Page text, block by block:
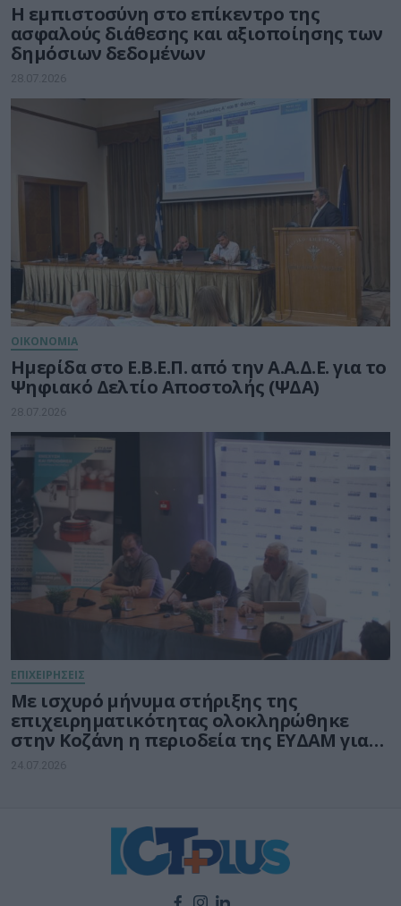
Η εμπιστοσύνη στο επίκεντρο της
ασφαλούς διάθεσης και αξιοποίησης των
δημόσιων δεδομένων
28.07.2026
ΟΙΚΟΝΟΜΙΑ
Ημερίδα στο Ε.Β.Ε.Π. από την Α.Α.Δ.Ε. για το
Ψηφιακό Δελτίο Αποστολής (ΨΔΑ)
28.07.2026
ΕΠΙΧΕΙΡΗΣΕΙΣ
Με ισχυρό μήνυμα στήριξης της
επιχειρηματικότητας ολοκληρώθηκε
στην Κοζάνη η περιοδεία της ΕΥΔΑΜ για
τις νέες δράσεις ύψους 140 εκατ. ευρώ
24.07.2026